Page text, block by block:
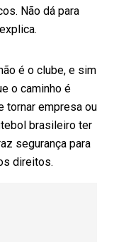
Não dá para
é o clube, e sim
o caminho é
tornar empresa ou
brasileiro ter
segurança para
direitos.